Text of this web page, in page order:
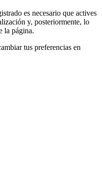
es necesario que actives
y, posteriormente, lo
la página.
tus preferencias en